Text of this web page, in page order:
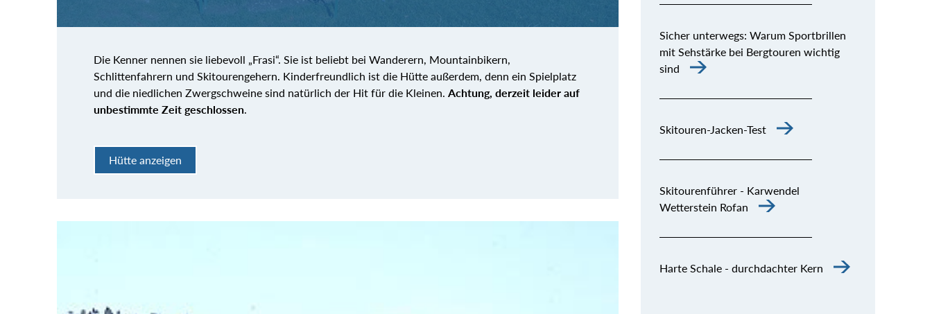
Die Kenner nennen sie liebevoll „Frasi“. Sie ist beliebt bei Wanderern, Mountainbikern,
Schlittenfahrern und Skitourengehern. Kinderfreundlich ist die Hütte außerdem, denn ein Spielplatz
und die niedlichen Zwergschweine sind natürlich der Hit für die Kleinen. Achtung, derzeit leider auf
unbestimmte Zeit geschlossen.
Hütte anzeigen
Sicher unterwegs: Warum Sportbrillen
mit Sehstärke bei Bergtouren wichtig
sind
Skitouren-Jacken-Test
Skitourenführer - Karwendel
Wetterstein Rofan
Harte Schale - durchdachter Kern